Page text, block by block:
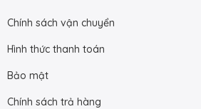
Chính sách vận chuyển
Hình thức thanh toán
Bảo mật
Chính sách trả hàng